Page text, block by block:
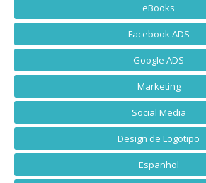
eBooks
Facebook ADS
Google ADS
Marketing
Social Media
Design de Logotipo
Espanhol